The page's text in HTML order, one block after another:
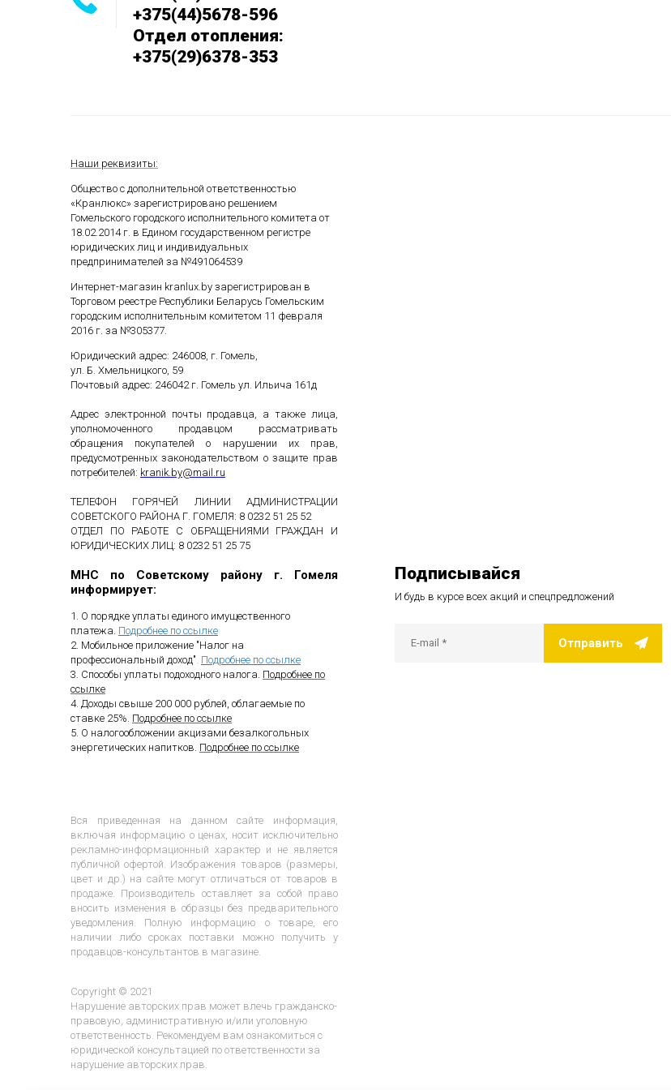
+375(44)5678-596
Отдел отопления:
+375(29)6378-353
Наши реквизиты:
Общество с дополнительной ответственностью
«Кранлюкс» зарегистрировано решением
Гомельского городского исполнительного комитета от
18.02.2014 г. в Едином государственном регистре
юридических лиц и индивидуальных
предпринимателей за №491064539
Интернет-магазин kranlux.by зарегистрирован в
Торговом реестре Республики Беларусь Гомельским
городским исполнительным комитетом 11 февраля
2016 г. за №305377.
Юридический адрес: 246008, г. Гомель,
ул. Б. Хмельницкого, 59
Почтовый адрес: 246042 г. Гомель ул. Ильича 161д
Адрес электронной почты продавца, а также лица,
уполномоченного продавцом рассматривать
обращения покупателей о нарушении их прав,
предусмотренных законодательством о защите прав
потребителей: kranik.by@mail .ru
ТЕЛЕФОН ГОРЯЧЕЙ ЛИНИИ АДМИНИСТРАЦИИ
СОВЕТСКОГО РАЙОНА Г. ГОМЕЛЯ: 8 0232 51 25 52
ОТДЕЛ ПО РАБОТЕ С ОБРАЩЕНИЯМИ ГРАЖДАН И
ЮРИДИЧЕСКИХ ЛИЦ: 8 0232 51 25 75
МНС по Советскому району г. Гомеля
информирует:
1. О порядке уплаты единого имущественного
платежа. Подробнее по ссылке
2. Мобильное приложение "Налог на
профессиональный доход". Подробнее по ссылке
3. Способы уплаты подоходного налога. Подробнее по
ссылке
4. Доходы свыше 200 000 рублей, облагаемые по
ставке 25%. Подробнее по ссылке
5. О налогообложении акцизами безалкогольных
энергетических напитков. Подробнее по ссылке
Вся приведенная на данном сайте информация,
включая информацию о ценах, носит исключительно
рекламно-информационный характер и не является
публичной офертой. Изображения товаров (размеры,
цвет и др.) на сайте могут отличаться от товаров в
продаже. Производитель оставляет за собой право
вносить изменения в образцы без предварительного
уведомления. Полную информацию о товаре, его
наличии либо сроках поставки можно получить у
продавцов-консультантов в магазине.
Copyright © 2021
Нарушение авторских прав может влечь гражданско-
правовую, административную и/или уголовную
ответственность. Рекомендуем вам ознакомиться с
юридической консультацией по ответственности за
нарушение авторских прав.
Подписывайся
И будь в курсе всех акций и спецпредложений
Отправить